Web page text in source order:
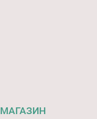
МАГАЗИН